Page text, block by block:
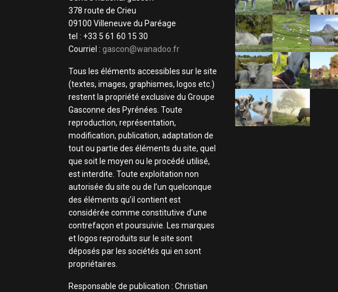
378 route de Crieu
09100 Villeneuve du Paréage
tel : +33 5 61 60 15 30
Courriel : gascon@wanadoo.fr
Tous les éléments accessibles sur le site
(textes, images, graphismes, logos etc.)
restent la propriété exclusive du Groupe
Gasconne des Pyrénées. Toute
reproduction, représentation,
modification, publication, adaptation de
tout ou partie des éléments du site, quel
que soit le moyen ou le procédé utilisé,
est interdite. Toute exploitation non
autorisée du site ou de l’un quelconque
des éléments qu’il contient est
considérée comme constitutive d’une
contrefaçon et poursuivie. Les marques
et logos reproduits sur le site sont
déposés par les sociétés qui en sont
propriétaires.
Responsable de publication : Christian